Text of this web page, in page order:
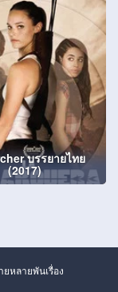
บรรยายไทย
(2017)
หลายพันเรื่อง